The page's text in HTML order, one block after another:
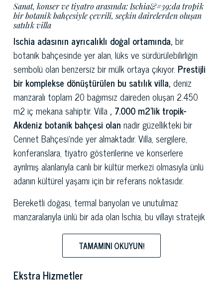
Sanat, konser ve tiyatro arasında: Ischia&#39;da tropik
bir botanik bahçesiyle çevrili, seçkin dairelerden oluşan
satılık villa
Ischia adasının ayrıcalıklı doğal ortamında, bir
botanik bahçesinde yer alan, lüks ve sürdürülebilirliğin
sembolü olan benzersiz bir mülk ortaya çıkıyor. Prestijli
bir komplekse dönüştürülen bu satılık villa, deniz
manzaralı toplam 20 bağımsız daireden oluşan 2.450
m2 iç mekana sahiptir. Villa , 7.000 m2'lik tropik-
Akdeniz botanik bahçesi olan nadir güzellikteki bir
Cennet Bahçesi'nde yer almaktadır. Villa, sergilere,
konferanslara, tiyatro gösterilerine ve konserlere
ayrılmış alanlarıyla canlı bir kültür merkezi olmasıyla ünlü
adanın kültürel yaşamı için bir referans noktasıdır.
Bereketli doğası, termal banyoları ve unutulmaz
manzaralarıyla ünlü bir ada olan Ischia, bu villayı stratejik
bir konumda karşılıyor:Forio d'Ischia ile ünlü Cava
dell'Isola ve Citara plajları arasında yer alan bu villa,
zenginleştirilmiş büyüleyici bir manzarayı garanti ediyor.
dünyanın en etkileyici gün batımlarından bazıları. Adanın
TAMAMINI OKUYUN!
Ekstra Hizmetler